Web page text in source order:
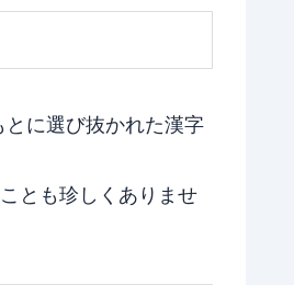
に選び抜かれた漢字
とも珍しくありませ